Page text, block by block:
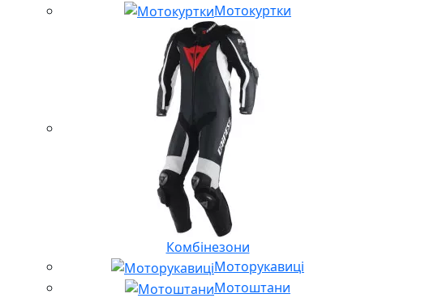
Мотокуртки
Комбінезони
Моторукавиці
Мотоштани